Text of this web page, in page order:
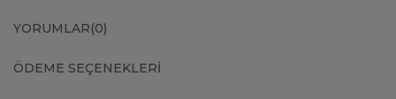
YORUMLAR(0)
ÖDEME SEÇENEKLERI